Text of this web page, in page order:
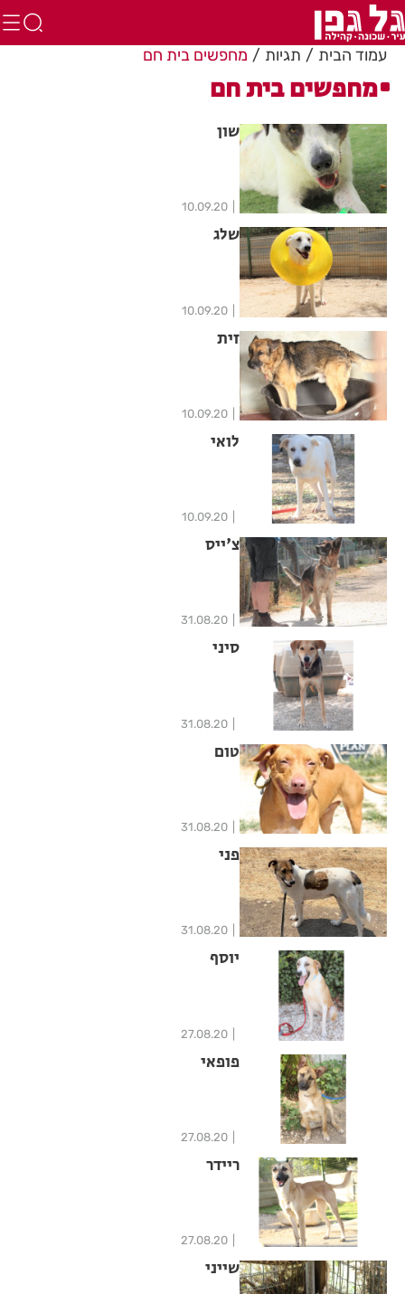
עמוד הבית תגיות מחפשים בית חם
מחפשים בית חם
שון
10.09.20
שלג
10.09.20
זית
10.09.20
לואי
10.09.20
צ'ייס
31.08.20
סיני
31.08.20
טום
31.08.20
פני
31.08.20
יוסף
27.08.20
פופאי
27.08.20
ריידר
27.08.20
שייני